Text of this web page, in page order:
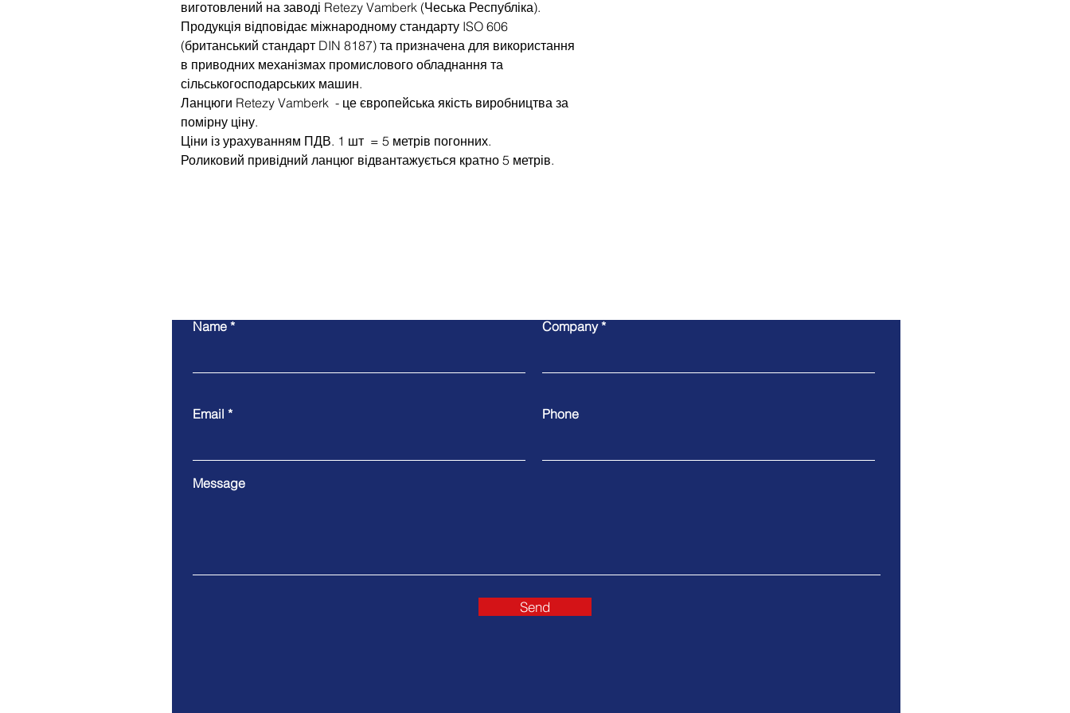
виготовлений на заводі Retezy Vamberk (Чеська Республіка).
Продукція відповідає міжнародному стандарту ISO 606
(британський стандарт DIN 8187) та призначена для використання
в приводних механізмах промислового обладнання та
сільськогосподарських машин.
Ланцюги Retezy Vamberk - це європейська якість виробництва за
помірну ціну.
Ціни із урахуванням ПДВ. 1 шт = 5 метрів погонних.
Роликовий привідний ланцюг відвантажується кратно 5 метрів.
Name Company
Email Phone
Message
Send